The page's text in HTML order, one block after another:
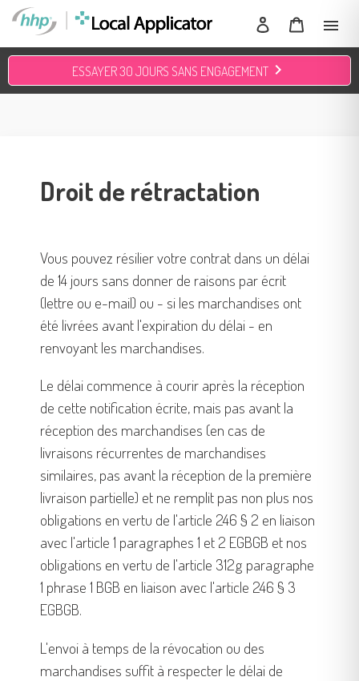
Passer
connexionPaniermenu
ESSAYER 30 JOURS SANS ENGAGEMENTchevron_right
Droit de rétractation
Vous pouvez résilier votre contrat dans un délai
de 14 jours sans donner de raisons par écrit
(lettre ou e-mail) ou - si les marchandises ont
été livrées avant l'expiration du délai - en
renvoyant les marchandises.
Le délai commence à courir après la réception
de cette notification écrite, mais pas avant la
réception des marchandises (en cas de
livraisons récurrentes de marchandises
similaires, pas avant la réception de la première
livraison partielle) et ne remplit pas non plus nos
obligations en vertu de l'article 246 § 2 en liaison
avec l'article 1 paragraphes 1 et 2 EGBGB et nos
obligations en vertu de l'article 312g paragraphe
1 phrase 1 BGB en liaison avec l'article 246 § 3
EGBGB.
L'envoi à temps de la révocation ou des
marchandises suffit à respecter le délai de
gauche/droite